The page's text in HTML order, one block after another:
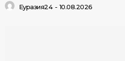
Еуразия24 - 10.08.2026